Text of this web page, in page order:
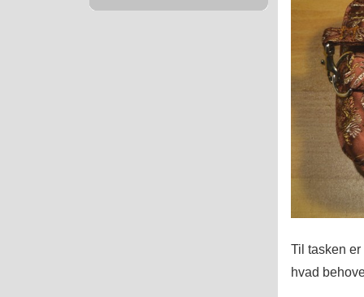
Til tasken
hvad